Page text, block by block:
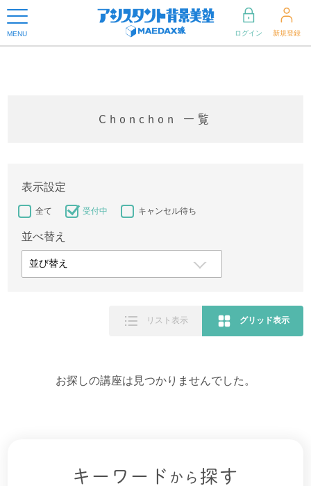
MENU ログイン 新規登録
Chonchon 一覧
表示設定
全て 受付中 キャンセル待ち
並べ替え
リスト表示 グリッド表示
お探しの講座は見つかりませんでした。
キーワード から 探す